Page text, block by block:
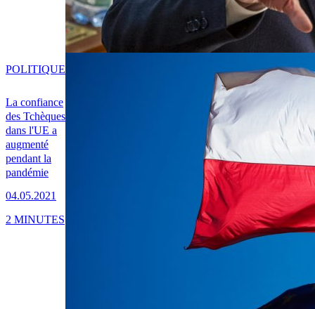
La confiance
des Tchèques
dans l'UE a
augmenté
pendant la
pandémie
04.05.2021
POLITIQUE
2 MINUTES